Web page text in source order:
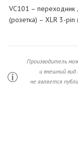
VC101 – переходник
(розетка) – XLR 3-pin
Производитель
и внешний
не является